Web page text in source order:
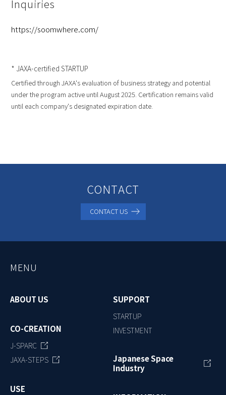
Inquiries
https://soomwhere.com/
* JAXA-certified STARTUP
Certified through JAXA's evaluation of business strategy and potential
under the program active until August 2025. Certification remains valid
until each company's designated expiration date.
CONTACT
CONTACT US
MENU
ABOUT US
CO-CREATION
J-SPARC
JAXA-STEPS
USE
SUPPORT
STARTUP
INVESTMENT
Japanese Space
Industry